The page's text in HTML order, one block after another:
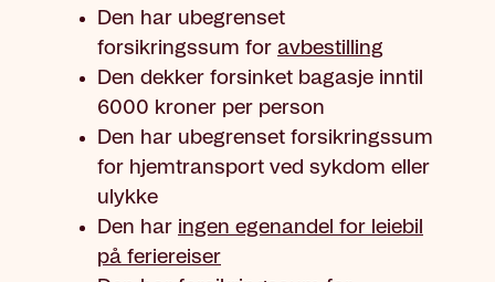
Den har ubegrenset
forsikringssum for avbestilling
Den dekker forsinket bagasje inntil
6000 kroner per person
Den har ubegrenset forsikringssum
for hjemtransport ved sykdom eller
ulykke
Den har ingen egenandel for leiebil
på feriereiser